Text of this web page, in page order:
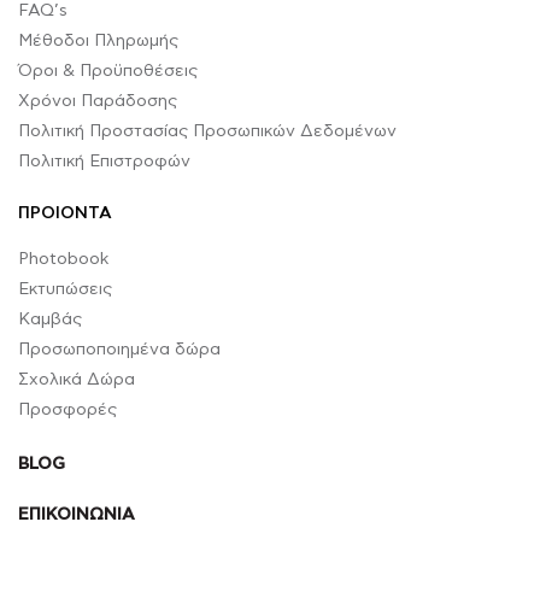
FAQ’s
Μέθοδοι Πληρωμής
Όροι & Προϋποθέσεις
Χρόνοι Παράδοσης
Πολιτική Προστασίας Προσωπικών Δεδομένων
Πολιτική Επιστροφών
ΠΡΟΙΟΝΤΑ
Photobook
Εκτυπώσεις
Καμβάς
Προσωποποιημένα δώρα
Σχολικά Δώρα
Προσφορές
BLOG
ΕΠΙΚΟΙΝΩΝΙΑ